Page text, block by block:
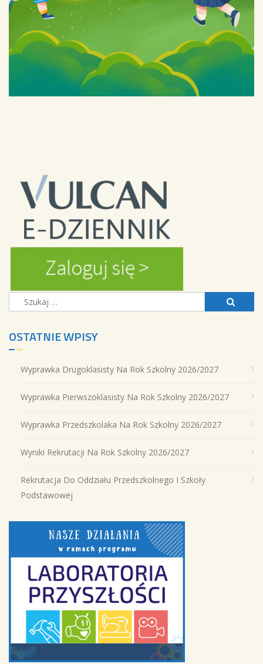
Szukaj:
OSTATNIE WPISY
Wyprawka Drugoklasisty Na Rok Szkolny 2026/2027
Wyprawka Pierwszoklasisty Na Rok Szkolny 2026/2027
Wyprawka Przedszkolaka Na Rok Szkolny 2026/2027
Wyniki Rekrutacji Na Rok Szkolny 2026/2027
Rekrutacja Do Oddziału Przedszkolnego I Szkoły
Podstawowej